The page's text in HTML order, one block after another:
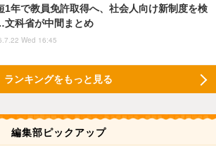
1年で教員免許取得へ、社会人向け新制度を検
科省が中間まとめ
Wed 16:45
ランキングをもっと見る
編集部ピックアップ